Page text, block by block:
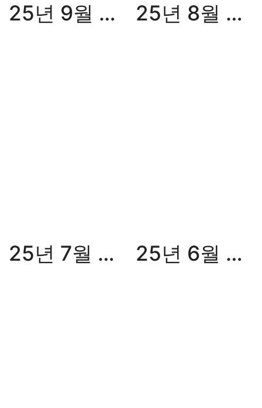
25년 9월 월간화승 25년 8월 월간화승
25년 7월 월간화승 25년 6월 월간화승